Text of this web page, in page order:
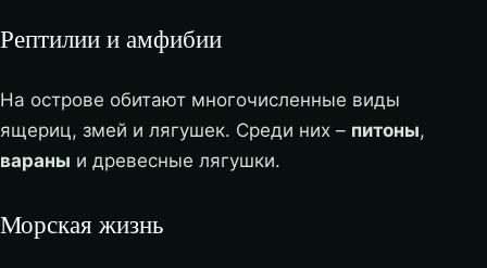
Рептилии и амфибии
На острове обитают многочисленные виды
ящериц, змей и лягушек. Среди них – питоны,
вараны и древесные лягушки.
Морская жизнь